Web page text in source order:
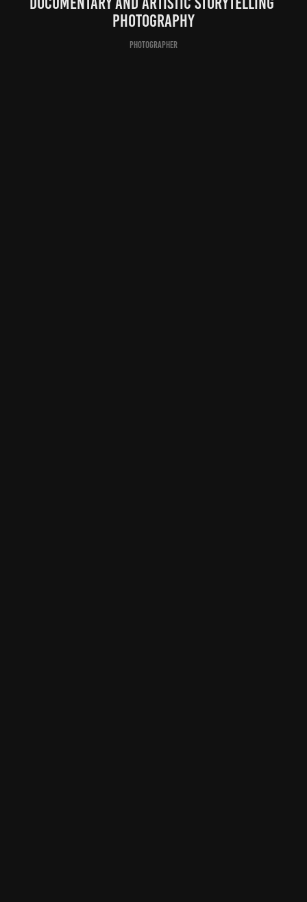
Photography
Photographer